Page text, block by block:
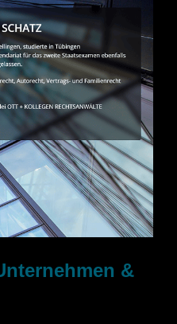
&